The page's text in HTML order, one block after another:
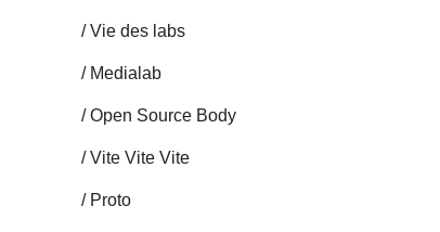
Vie des labs
Me­dia­lab
Open Source Body
Vite Vite Vite
Proto